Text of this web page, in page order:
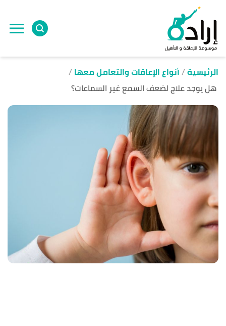
الرئيسية أنواع الإعاقات والتعامل معها
هل يوجد علاج لضعف السمع غير السماعات؟